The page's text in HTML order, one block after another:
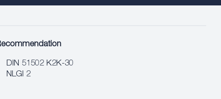
DIN 51502 K2K-30
NLGI 2